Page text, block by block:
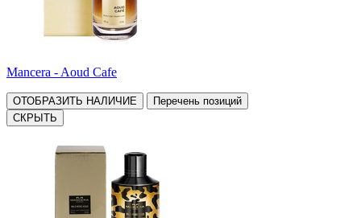
Mancera - Aoud Cafe
ОТОБРАЗИТЬ НАЛИЧИЕ
Перечень позиций
СКРЫТЬ